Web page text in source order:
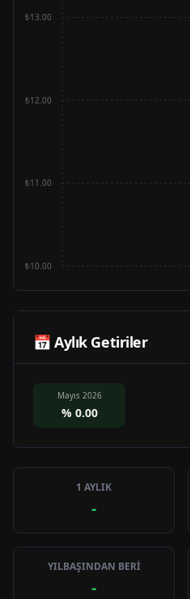
₺10.00
₺11.00
₺12.00
₺13.00
📅 Aylık Getiriler
Mayıs 2026
% 0.00
1 AYLIK
-
YILBAŞINDAN BERİ
-